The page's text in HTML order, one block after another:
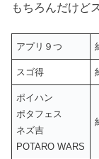
もちろんだけど
アプリ９つ
スゴ得
ポイハン
ポタフェス
ネズ吉
POTARO WARS